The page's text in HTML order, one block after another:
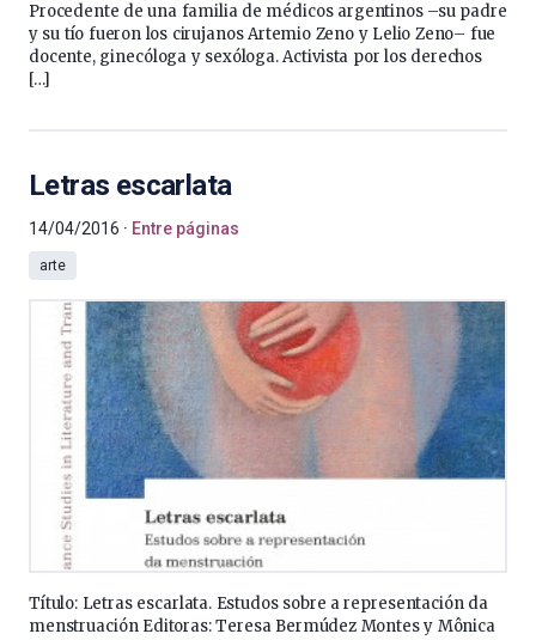
Procedente de una familia de médicos argentinos –su padre
y su tío fueron los cirujanos Artemio Zeno y Lelio Zeno– fue
docente, ginecóloga y sexóloga. Activista por los derechos
[…]
Letras escarlata
14/04/2016 Entre páginas
arte
Título: Letras escarlata. Estudos sobre a representación da
menstruación Editoras: Teresa Bermúdez Montes y Mônica